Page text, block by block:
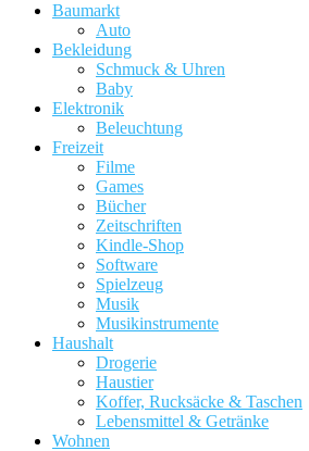
Baumarkt
Auto
Bekleidung
Schmuck & Uhren
Baby
Elektronik
Beleuchtung
Freizeit
Filme
Games
Bücher
Zeitschriften
Kindle-Shop
Software
Spielzeug
Musik
Musikinstrumente
Haushalt
Drogerie
Haustier
Koffer, Rucksäcke & Taschen
Lebensmittel & Getränke
Wohnen